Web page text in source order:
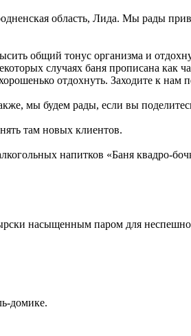
область, Лида. Мы рады
общий тонус организма и
случаях баня прописана как
отдохнуть. Заходите к нам
мы будем рады, если вы
там новых клиентов.
напитков «Баня квадро-
насыщенным паром для
домике.